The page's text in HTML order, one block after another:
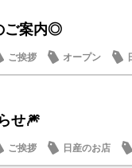
ご案内◎
ご挨拶 オープン
せ🎆
ご挨拶 日産のお店